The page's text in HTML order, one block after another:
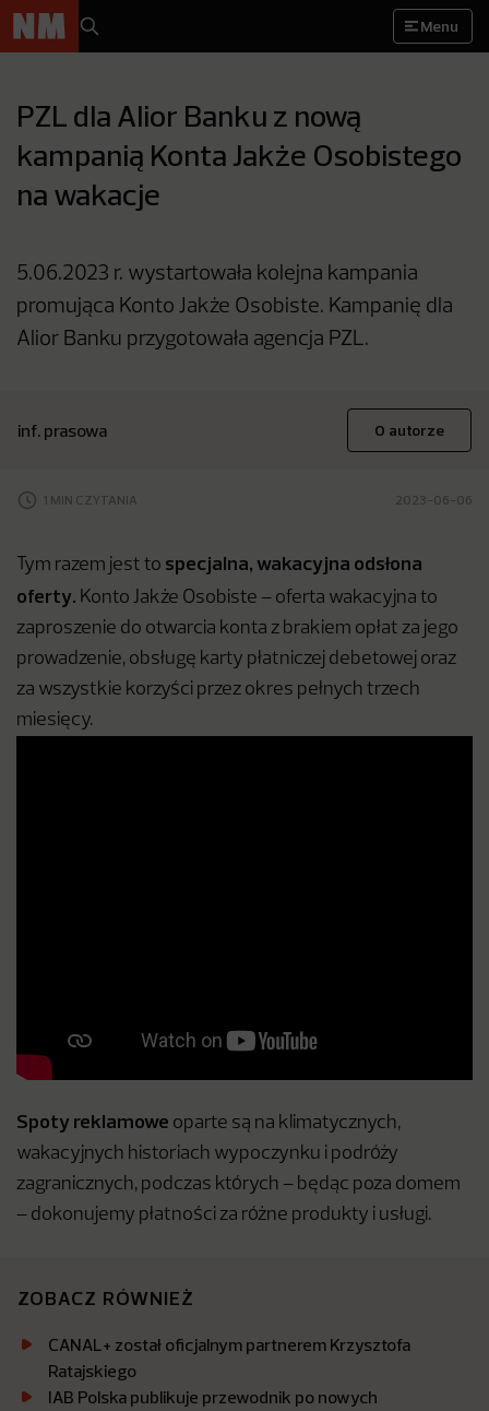
Menu
PZL dla Alior Banku z nową
kampanią Konta Jakże Osobistego
na wakacje
5.06.2023 r. wystartowała kolejna kampania
promująca Konto Jakże Osobiste. Kampanię dla
Alior Banku przygotowała agencja PZL.
inf. prasowa O autorze
1 MIN CZYTANIA 2023-06-06
Tym razem jest to specjalna, wakacyjna odsłona
oferty. Konto Jakże Osobiste – oferta wakacyjna to
zaproszenie do otwarcia konta z brakiem opłat za jego
prowadzenie, obsługę karty płatniczej debetowej oraz
za wszystkie korzyści przez okres pełnych trzech
miesięcy.
Spoty reklamowe oparte są na klimatycznych,
wakacyjnych historiach wypoczynku i podróży
zagranicznych, podczas których – będąc poza domem
– dokonujemy płatności za różne produkty i usługi.
ZOBACZ RÓWNIEŻ
CANAL+ został oficjalnym partnerem Krzysztofa
Ratajskiego
IAB Polska publikuje przewodnik po nowych